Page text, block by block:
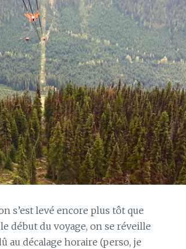
s’est levé encore plus tôt que
début du voyage, on se réveille
au décalage horaire (perso, je